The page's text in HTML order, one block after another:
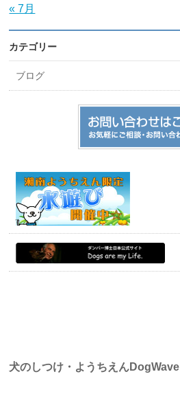
« 7月
カテゴリー
ブログ
犬のしつけ・ようちえんDogWave